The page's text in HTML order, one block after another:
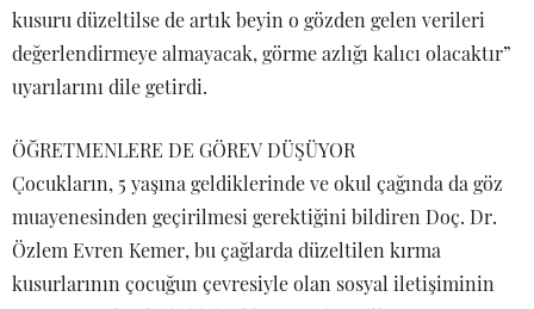
kusuru düzeltilse de artık beyin o gözden gelen verileri
değerlendirmeye almayacak, görme azlığı kalıcı olacaktır”
uyarılarını dile getirdi.
ÖĞRETMENLERE DE GÖREV DÜŞÜYOR
Çocukların, 5 yaşına geldiklerinde ve okul çağında da göz
muayenesinden geçirilmesi gerektiğini bildiren Doç. Dr.
Özlem Evren Kemer, bu çağlarda düzeltilen kırma
kusurlarının çocuğun çevresiyle olan sosyal iletişiminin